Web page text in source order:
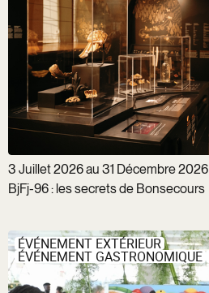
3 Juillet 2026 au 31 Décembre 2026
BjFj-96 : les secrets de Bonsecours
ÉVÉNEMENT EXTÉRIEUR
ÉVÉNEMENT GASTRONOMIQUE